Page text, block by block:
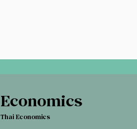
Economics
Thai Economics